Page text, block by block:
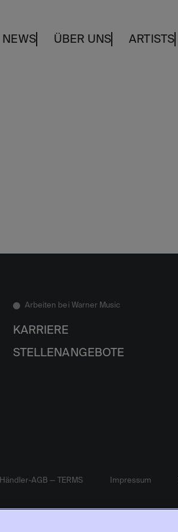
NEWS ÜBER UNS ARTISTS
Arbeiten bei Warner Music
KARRIERE
STELLENANGEBOTE
Händler-AGB — TERMS Impressum